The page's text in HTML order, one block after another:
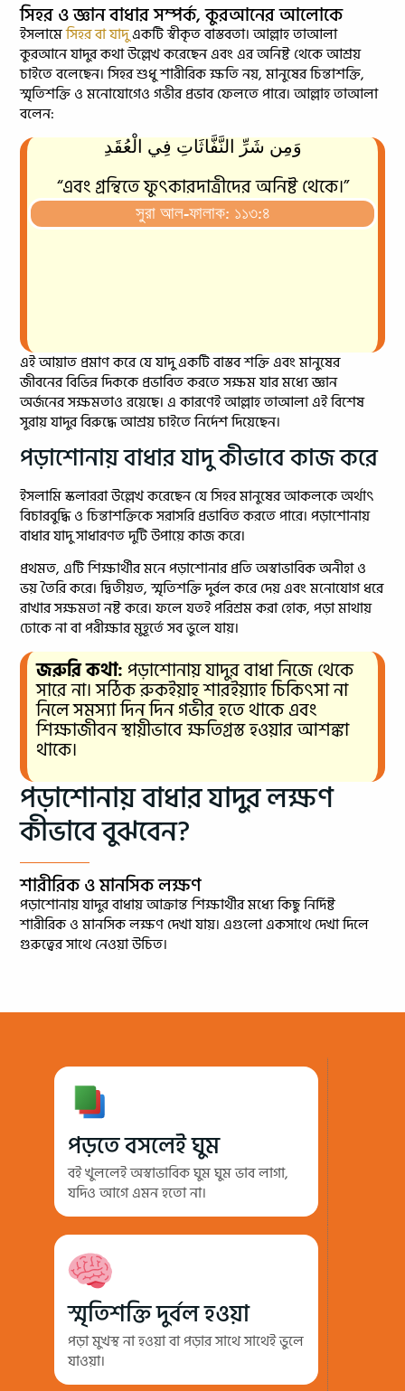
সিহর ও জ্ঞান বাধার সম্পর্ক, কুরআনের আলোকে
ইসলামেসিহর বা যাদুএকটি স্বীকৃত বাস্তবতা। আল্লাহ তাআলা
কুরআনে যাদুর কথা উল্লেখ করেছেন এবং এর অনিষ্ট থেকে আশ্রয়
চাইতে বলেছেন। সিহর শুধু শারীরিক ক্ষতি নয়, মানুষের চিন্তাশক্তি,
স্মৃতিশক্তি ও মনোযোগেও গভীর প্রভাব ফেলতে পারে। আল্লাহ তাআলা
বলেন:
وَمِن شَرِّ النَّفَّاثَاتِ فِي الْعُقَدِ
“এবং গ্রন্থিতে ফুৎকারদাত্রীদের অনিষ্ট থেকে।”
সুরা আল-ফালাক: ১১৩:৪
এই আয়াত প্রমাণ করে যে যাদু একটি বাস্তব শক্তি এবং মানুষের
জীবনের বিভিন্ন দিককে প্রভাবিত করতে সক্ষম যার মধ্যে জ্ঞান
অর্জনের সক্ষমতাও রয়েছে। এ কারণেই আল্লাহ তাআলা এই বিশেষ
সুরায় যাদুর বিরুদ্ধে আশ্রয় চাইতে নির্দেশ দিয়েছেন।
পড়াশোনায় বাধার যাদু কীভাবে কাজ করে
ইসলামি স্কলাররা উল্লেখ করেছেন যে সিহর মানুষের আকলকে অর্থাৎ
বিচারবুদ্ধি ও চিন্তাশক্তিকে সরাসরি প্রভাবিত করতে পারে। পড়াশোনায়
বাধার যাদু সাধারণত দুটি উপায়ে কাজ করে।
প্রথমত, এটি শিক্ষার্থীর মনে পড়াশোনার প্রতি অস্বাভাবিক অনীহা ও
ভয় তৈরি করে। দ্বিতীয়ত, স্মৃতিশক্তি দুর্বল করে দেয় এবং মনোযোগ ধরে
রাখার সক্ষমতা নষ্ট করে। ফলে যতই পরিশ্রম করা হোক, পড়া মাথায়
ঢোকে না বা পরীক্ষার মুহূর্তে সব ভুলে যায়।
জরুরি কথা: পড়াশোনায় যাদুর বাধা নিজে থেকে
সারে না। সঠিক রুকইয়াহ শারইয়্যাহ চিকিৎসা না
নিলে সমস্যা দিন দিন গভীর হতে থাকে এবং
শিক্ষাজীবন স্থায়ীভাবে ক্ষতিগ্রস্ত হওয়ার আশঙ্কা
থাকে।
পড়াশোনায় বাধার যাদুর লক্ষণ
কীভাবে বুঝবেন?
শারীরিক ও মানসিক লক্ষণ
পড়াশোনায় যাদুর বাধায় আক্রান্ত শিক্ষার্থীর মধ্যে কিছু নির্দিষ্ট
শারীরিক ও মানসিক লক্ষণ দেখা যায়। এগুলো একসাথে দেখা দিলে
গুরুত্বের সাথে নেওয়া উচিত।
পড়তে বসলেই ঘুম
বই খুললেই অস্বাভাবিক ঘুম ঘুম ভাব লাগা,
যদিও আগে এমন হতো না।
স্মৃতিশক্তি দুর্বল হওয়া
পড়া মুখস্থ না হওয়া বা পড়ার সাথে সাথেই ভুলে
যাওয়া।